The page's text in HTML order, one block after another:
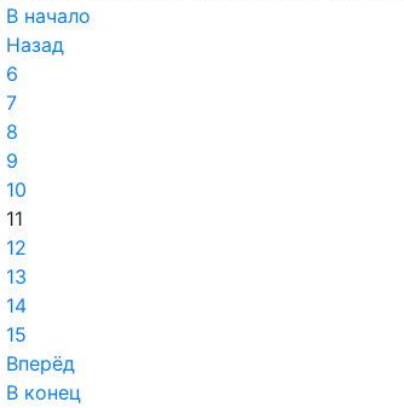
В начало
Назад
6
7
8
9
10
11
12
13
14
15
Вперёд
В конец